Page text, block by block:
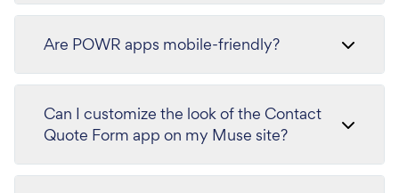
Are POWR apps mobile-friendly?
Can I customize the look of the Contact
Quote Form app on my Muse site?